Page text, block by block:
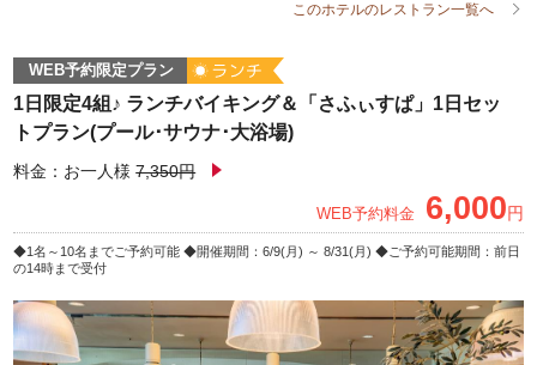
このホテルのレストラン一覧へ
WEB予約限定プラン
1日限定4組♪ ランチバイキング＆「さふぃすぱ」1日セッ
トプラン(プール･サウナ･大浴場)
料金：お一人様 7,350円
WEB予約料金 6,000円
1名～10名までご予約可能 開催期間：6/9(月) ～ 8/31(月)
ご予約可能期間：前日
の14時まで受付